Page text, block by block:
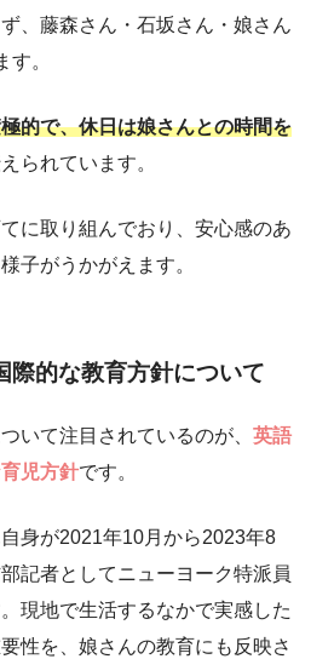
、藤森さん・石坂さん・娘さん
。
的で、休日は娘さんとの時間を
られています。
に取り組んでおり、安心感のあ
子がうかがえます。
際的な教育方針について
いて注目されているのが、 英語
児方針です。
身が2021年10月から2023年8
記者としてニューヨーク特派員
現地で生活するなかで実感した
性を、娘さんの教育にも反映さ